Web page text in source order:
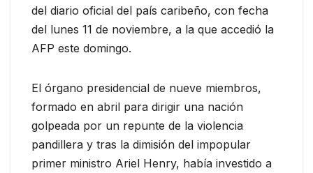
del diario oficial del país caribeño, con fecha
del lunes 11 de noviembre, a la que accedió la
AFP este domingo.
El órgano presidencial de nueve miembros,
formado en abril para dirigir una nación
golpeada por un repunte de la violencia
pandillera y tras la dimisión del impopular
primer ministro Ariel Henry, había investido a